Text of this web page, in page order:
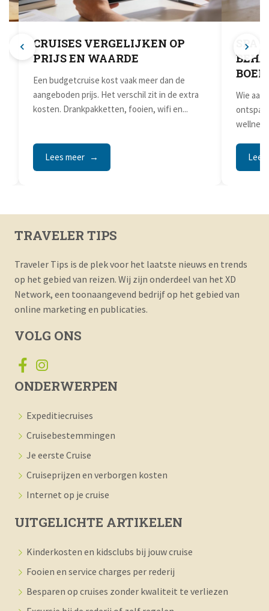
CRUISES VERGELIJKEN OP
PRIJS EN WAARDE
Een budgetcruise kost vaak meer dan de
aangeboden prijs. Het verschil zit in de extra
kosten. Drankpakketten, fooien, wifi en...
Lees meer
SPA
Wie aan
Lees
TRAVELER TIPS
Traveler Tips is de plek voor het laatste nieuws en trends
op het gebied van reizen. Wij zijn onderdeel van het XD
Network, een toonaangevend bedrijf op het gebied van
online marketing en publicaties.
VOLG ONS
ONDERWERPEN
Expeditiecruises
Cruisebestemmingen
Je eerste Cruise
Cruiseprijzen en verborgen kosten
Internet op je cruise
UITGELICHTE ARTIKELEN
Kinderkosten en kidsclubs bij jouw cruise
Fooien en service charges per rederij
Besparen op cruises zonder kwaliteit te verliezen